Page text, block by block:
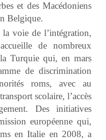
et des Macédoniens
Belgique.
la voie de l’intégration,
de nombreux
Turquie qui, en mars
de discrimination
roms, avec au
scolaire, l’accès
Des initiatives
européenne qui,
en Italie en 2008, a